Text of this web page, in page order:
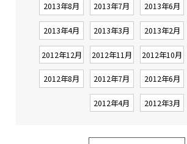
2013年8月 2013年7月 2013年6月
2013年4月 2013年3月 2013年2月
2012年12月 2012年11月 2012年10月
2012年8月 2012年7月 2012年6月
2012年4月 2012年3月